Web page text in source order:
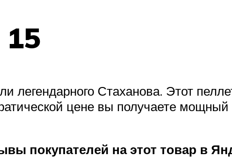
15
легендарного Стаханова. Этот
цене вы получаете
покупателей на этот товар в